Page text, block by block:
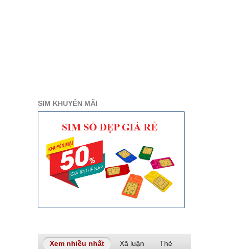
SIM KHUYẾN MÃI
Xem nhiều nhất (tab hoạt động)
Xã luận Thẻ